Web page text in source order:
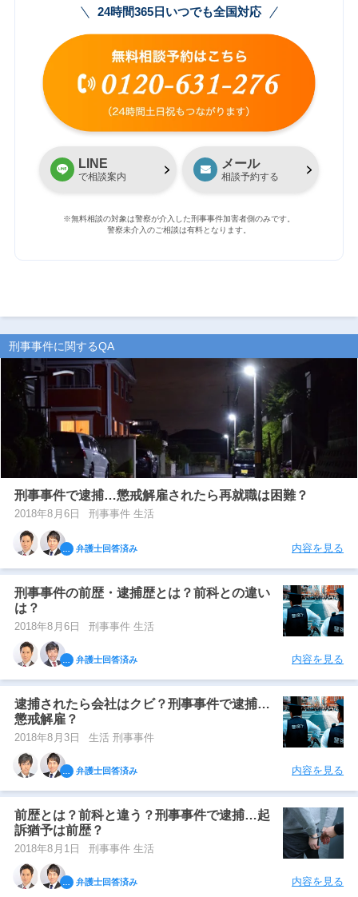
24時間365日いつでも全国対応
LINE
で相談案内
メール
相談予約する
※無料相談の対象は警察が介入した刑事事件加害者側のみです。
警察未介入のご相談は有料となります。
刑事事件に関するQA
刑事事件で逮捕…懲戒解雇されたら再就職は困難？
2018年8月6日 刑事事件 生活
弁護士回答済み 内容を見る
刑事事件の前歴・逮捕歴とは？前科との違い
は？
2018年8月6日 刑事事件 生活
弁護士回答済み 内容を見る
逮捕されたら会社はクビ？刑事事件で逮捕…
懲戒解雇？
2018年8月3日 生活 刑事事件
弁護士回答済み 内容を見る
前歴とは？前科と違う？刑事事件で逮捕…起
訴猶予は前歴？
2018年8月1日 刑事事件 生活
弁護士回答済み 内容を見る